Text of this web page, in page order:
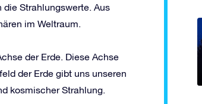
die Strahlungswerte. Aus
im Weltraum.
der Erde. Diese Achse
der Erde gibt uns unseren
kosmischer Strahlung.